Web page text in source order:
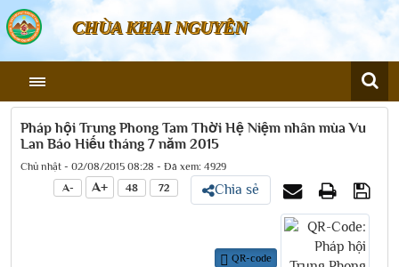
CHÙA KHAI NGUYÊN
Pháp hội Trung Phong Tam Thời Hệ Niệm nhân mùa Vu
Lan Báo Hiếu tháng 7 năm 2015
Chủ nhật - 02/08/2015 08:28 - Đã xem: 4929
A-
A+ 48 72 Chia sẻ
QR-code